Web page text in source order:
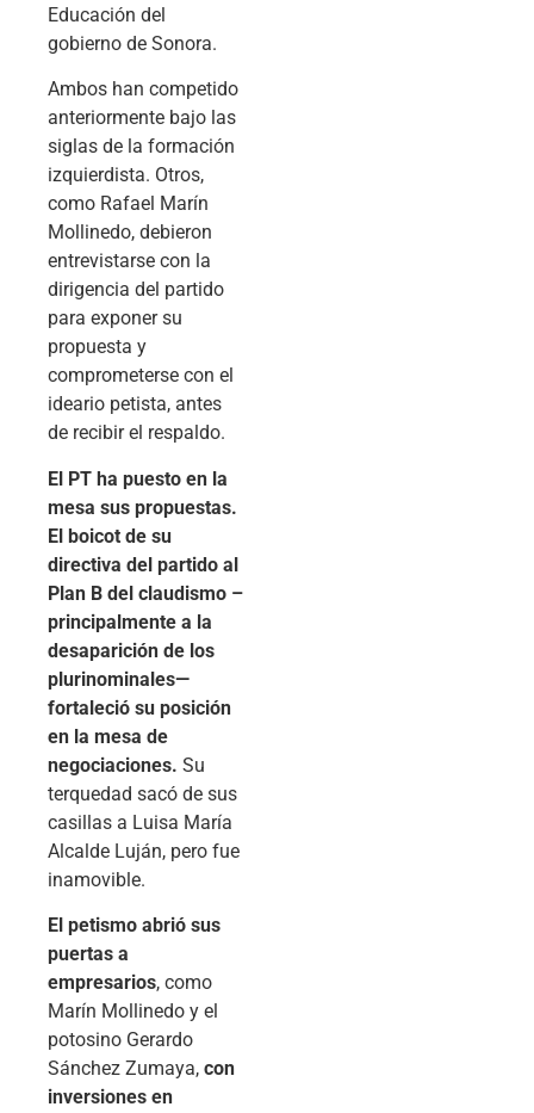
Educación del
gobierno de Sonora.
Ambos han competido
anteriormente bajo las
siglas de la formación
izquierdista. Otros,
como Rafael Marín
Mollinedo, debieron
entrevistarse con la
dirigencia del partido
para exponer su
propuesta y
comprometerse con el
ideario petista, antes
de recibir el respaldo.
El PT ha puesto en la
mesa sus propuestas.
El boicot de su
directiva del partido al
Plan B del claudismo –
principalmente a la
desaparición de los
plurinominales—
fortaleció su posición
en la mesa de
negociaciones. Su
terquedad sacó de sus
casillas a Luisa María
Alcalde Luján, pero fue
inamovible.
El petismo abrió sus
puertas a
empresarios, como
Marín Mollinedo y el
potosino Gerardo
Sánchez Zumaya, con
inversiones en